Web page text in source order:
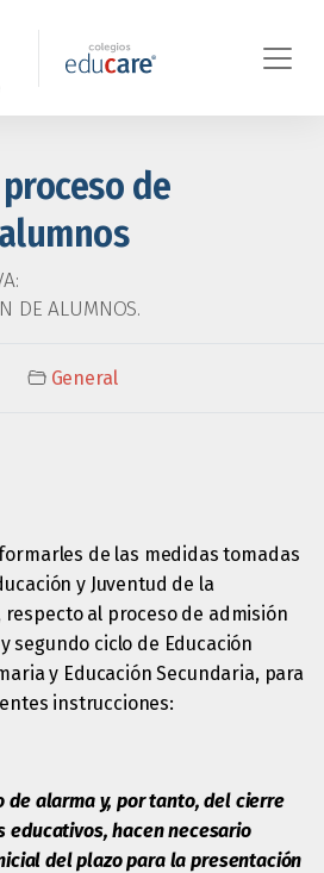
de
DE ALUMNOS.
General
de las medidas tomadas
y Juventud de la
al proceso de admisión
segundo ciclo de Educación
y Educación Secundaria, para
instrucciones:
de alarma y, por tanto, del cierre
educativos, hacen necesario
del plazo para la presentación